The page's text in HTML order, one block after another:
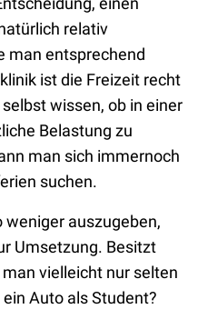
relativ
man entsprechend
ist die Freizeit recht
wissen, ob in einer
Belastung zu
man sich immernoch
suchen.
weniger auszugeben,
Umsetzung. Besitzt
vielleicht nur selten
Auto als Student?